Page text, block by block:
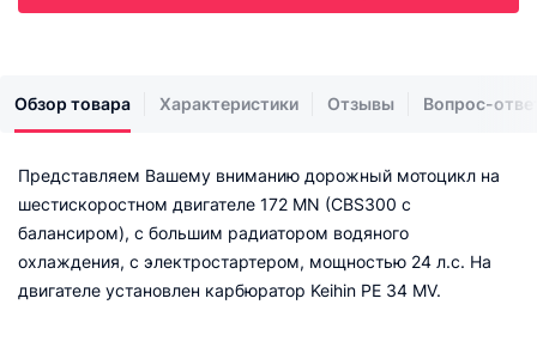
Обзор товара Характеристики Отзывы Вопрос-
Представляем Вашему вниманию дорожный мотоцикл на
шестискоростном двигателе 172 MN (CBS300 с
балансиром), с большим радиатором водяного
охлаждения, с электростартером, мощностью 24 л.с. На
двигателе установлен карбюратор Keihin PE 34 MV.